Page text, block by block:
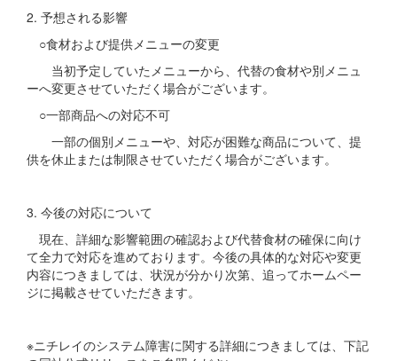
2. 予想される影響
○食材および提供メニューの変更
当初予定していたメニューから、代替の食材や別メニュ
ーへ変更させていただく場合がございます。
○一部商品への対応不可
一部の個別メニューや、対応が困難な商品について、提
供を休止または制限させていただく場合がございます。
3. 今後の対応について
現在、詳細な影響範囲の確認および代替食材の確保に向け
て全力で対応を進めております。今後の具体的な対応や変更
内容につきましては、状況が分かり次第、追ってホームペー
ジに掲載させていただきます。
※ニチレイのシステム障害に関する詳細につきましては、下記